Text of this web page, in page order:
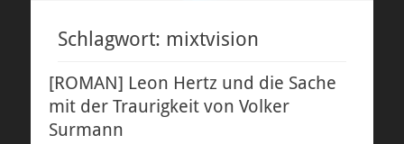
Schlagwort: mixtvision
[ROMAN] Leon Hertz und die Sache
mit der Traurigkeit von Volker
Surmann